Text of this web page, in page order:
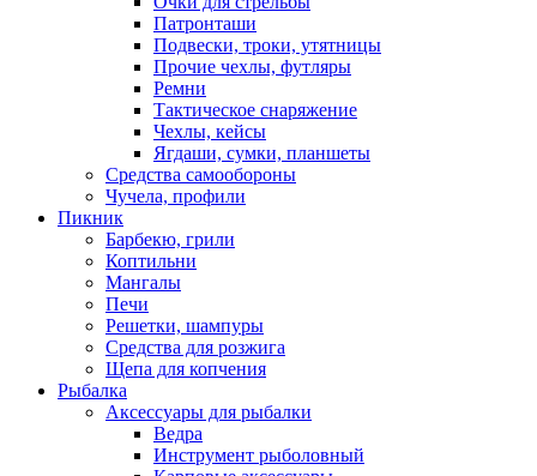
Патронташи
Подвески, троки, утятницы
Прочие чехлы, футляры
Ремни
Тактическое снаряжение
Чехлы, кейсы
Ягдаши, сумки, планшеты
Средства самообороны
Чучела, профили
Пикник
Барбекю, грили
Коптильни
Мангалы
Печи
Решетки, шампуры
Средства для розжига
Щепа для копчения
Рыбалка
Аксессуары для рыбалки
Ведра
Инструмент рыболовный